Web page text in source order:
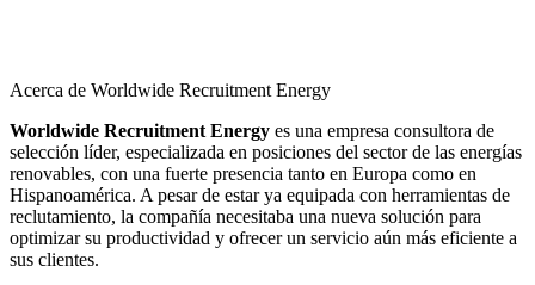
Acerca de Worldwide Recruitment Energy
Worldwide Recruitment Energy es una empresa consultora de
selección líder, especializada en posiciones del sector de las energías
renovables, con una fuerte presencia tanto en Europa como en
Hispanoamérica. A pesar de estar ya equipada con herramientas de
reclutamiento, la compañía necesitaba una nueva solución para
optimizar su productividad y ofrecer un servicio aún más eficiente a
sus clientes.